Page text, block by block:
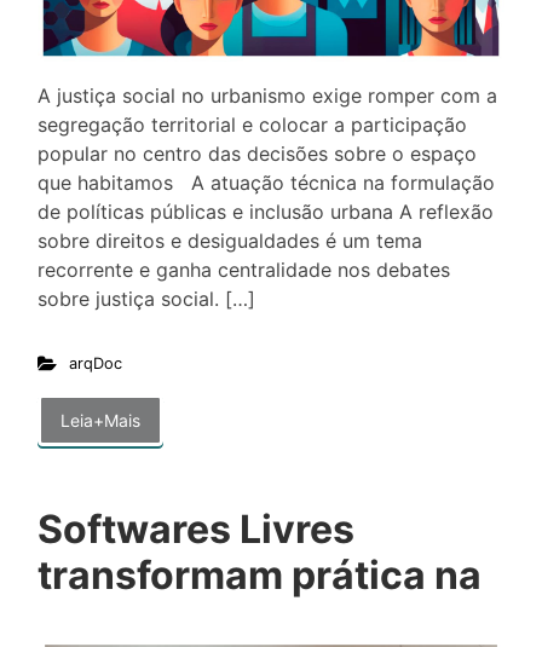
A justiça social no urbanismo exige romper com a
segregação territorial e colocar a participação
popular no centro das decisões sobre o espaço
que habitamos A atuação técnica na formulação
de políticas públicas e inclusão urbana A reflexão
sobre direitos e desigualdades é um tema
recorrente e ganha centralidade nos debates
sobre justiça social. […]
arqDoc
Leia+Mais
Softwares Livres
transformam prática na